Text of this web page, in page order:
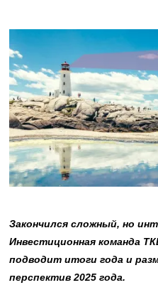
Закончился сложный, но
Инвестиционная команда
подводит итоги года и
перспектив 2025 года.